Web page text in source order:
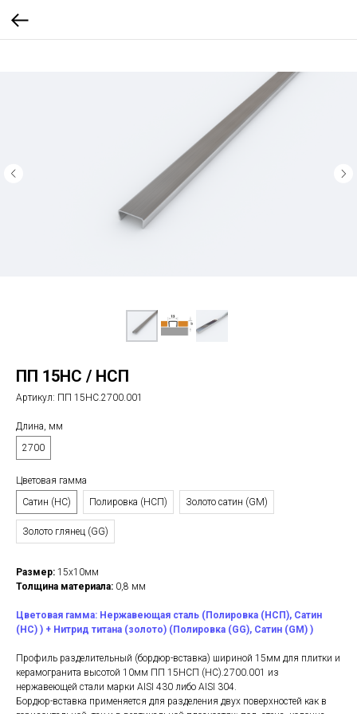
ПП 15НС / НСП
Артикул: ПП 15НС.2700.001
Длина, мм
2700
Цветовая гамма
Сатин (НС)
Полировка (НСП) Золото сатин (GM)
Золото глянец (GG)
Размер: 15х10мм
Толщина материала: 0,8 мм
Цветовая гамма: Нержавеющая сталь (Полировка (НСП), Сатин
(НС) ) + Нитрид титана (золото) (Полировка (GG), Сатин (GM) )
Профиль разделительный (бордюр-вставка) шириной 15мм для плитки и
керамогранита высотой 10мм ПП 15НСП (НС).2700.001 из
нержавеющей стали марки AISI 430 либо AISI 304.
Бордюр-вставка применяется для разделения двух поверхностей как в